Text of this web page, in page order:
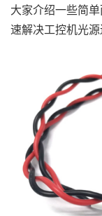
大家介绍一些简
速解决工控机光源